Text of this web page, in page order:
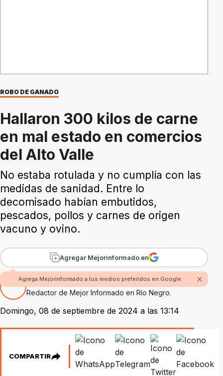
ROBO DE GANADO
Hallaron 300 kilos de carne
en mal estado en comercios
del Alto Valle
No estaba rotulada y no cumplía con las
medidas de sanidad. Entre lo
decomisado habían embutidos,
pescados, pollos y carnes de origen
vacuno y ovino.
Agregar Mejorinformado en
Agrega Mejorinformado a tus medios preferidos en Google
Por Fabian Rossi
Redactor de Mejor Informado en Río Negro.
Domingo, 08 de septiembre de 2024 a las 13:14
COMPARTIR